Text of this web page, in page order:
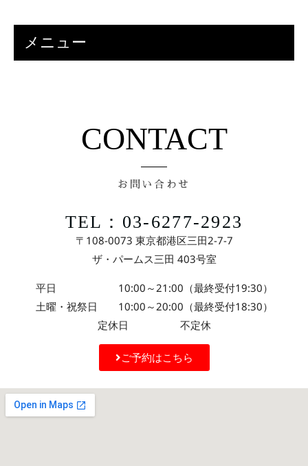
メニュー
CONTACT
お問い合わせ
TEL：03-6277-2923
〒108-0073 東京都港区三田2-7-7
ザ・パームス三田 403号室
平日 10:00～21:00（最終受付19:30）
土曜・祝祭日 10:00～20:00（最終受付18:30）
定休日 不定休
ご予約はこちら